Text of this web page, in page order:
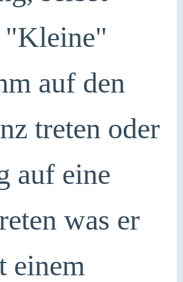
"Kleine"
auf den
treten oder
auf eine
was er
einem